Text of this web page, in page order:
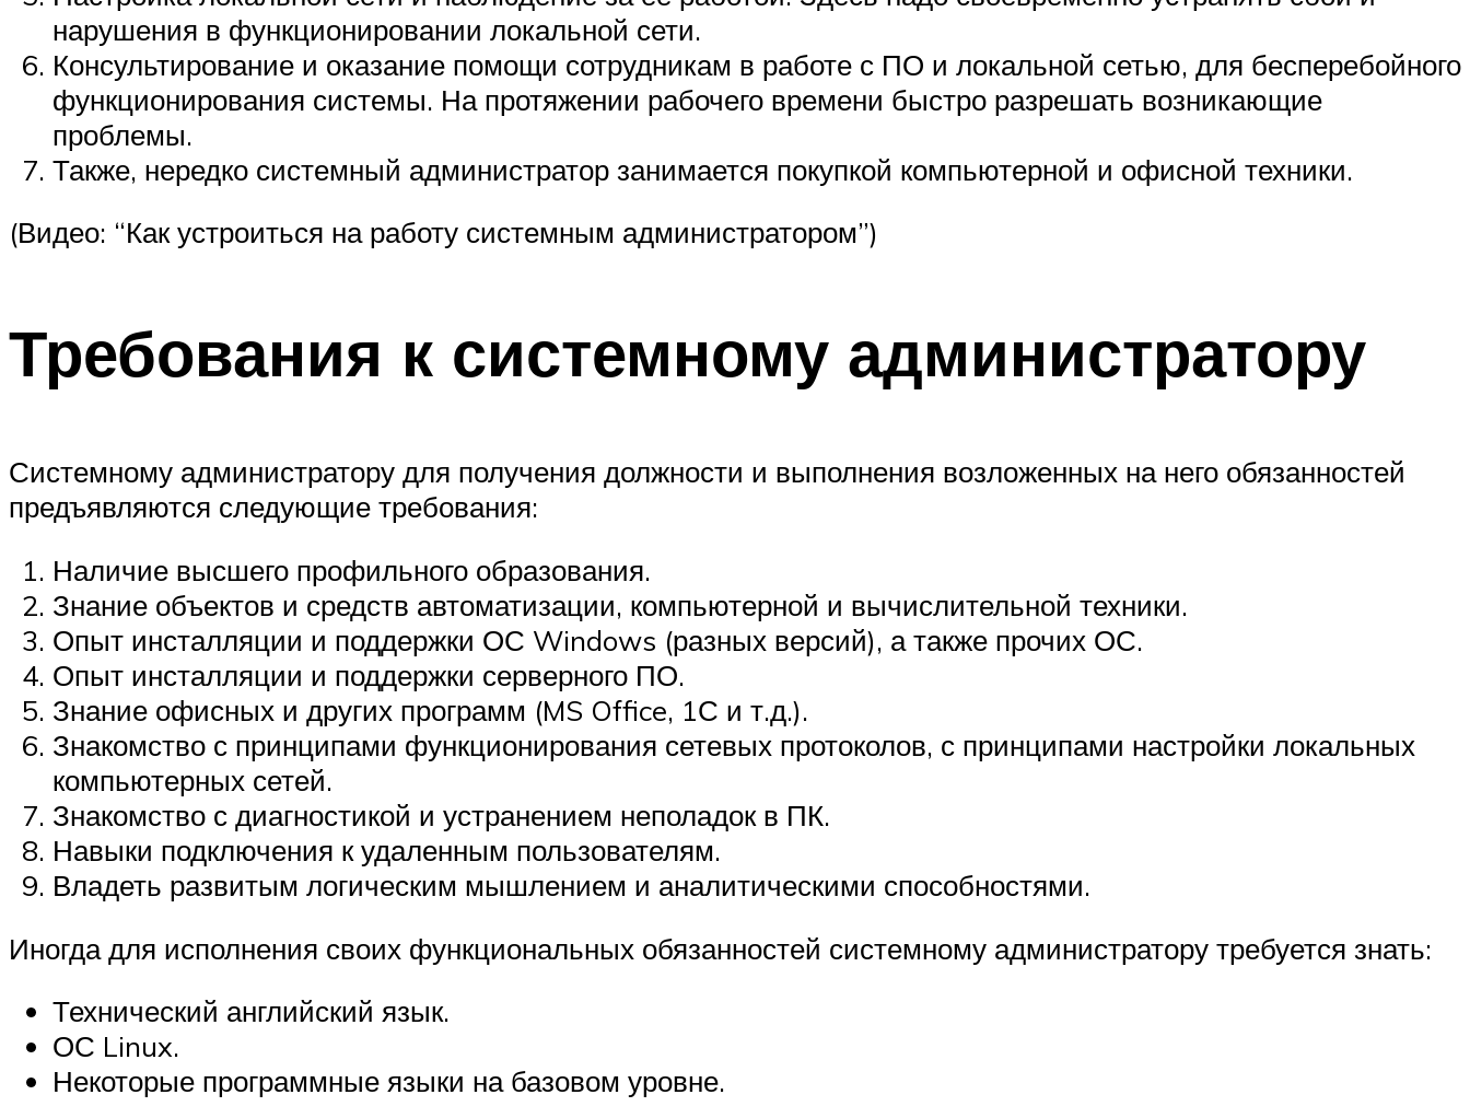
нарушения в функционировании локальной сети.
Консультирование и оказание помощи сотрудникам в работе с ПО и локальной сетью, для бесперебойного
функционирования системы. На протяжении рабочего времени быстро разрешать возникающие
проблемы.
Также, нередко системный администратор занимается покупкой компьютерной и офисной техники.
(Видео: “Как устроиться на работу системным администратором”)
Требования к системному администратору
Системному администратору для получения должности и выполнения возложенных на него обязанностей
предъявляются следующие требования:
Наличие высшего профильного образования.
Знание объектов и средств автоматизации, компьютерной и вычислительной техники.
Опыт инсталляции и поддержки ОС Windows (разных версий), а также прочих ОС.
Опыт инсталляции и поддержки серверного ПО.
Знание офисных и других программ (MS Office, 1С и т.д.).
Знакомство с принципами функционирования сетевых протоколов, с принципами настройки локальных
компьютерных сетей.
Знакомство с диагностикой и устранением неполадок в ПК.
Навыки подключения к удаленным пользователям.
Владеть развитым логическим мышлением и аналитическими способностями.
Иногда для исполнения своих функциональных обязанностей системному администратору требуется знать:
Технический английский язык.
ОС Linux.
Некоторые программные языки на базовом уровне.